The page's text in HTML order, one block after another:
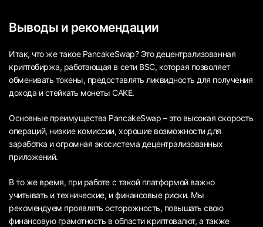
Выводы и рекомендации
Итак, что же такое PancakeSwap? Это децентрализованная
криптобиржа, работающая в сети BSC, которая позволяет
обменивать токены, предоставлять ликвидность для получения
дохода и стейкать монеты CAKE.
Основные преимущества PancakeSwap – это высокая скорость
операций, низкие комиссии, хорошие возможности для
заработка и огромная экосистема децентрализованных
приложений.
В то же время, при работе с такой платформой важно
учитывать и технические, и финансовые риски. Мы
рекомендуем проявлять осторожность, повышать свою
финансовую грамотность в области криптовалют, а также